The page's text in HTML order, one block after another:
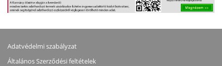
Adatvédelmi szabályzat
Általános Szerződési feltételek